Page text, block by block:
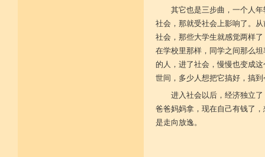
其它也是三步曲，一个人
社会，那就受社会上影响了。
社会，那些大学生就感觉两样
在学校里那样，同学之间那么
的人，进了社会，慢慢也变成
世间，多少人想把它搞好，搞
进入社会以后，经济独立
爸爸妈妈拿，现在自己有钱了
是走向放逸。